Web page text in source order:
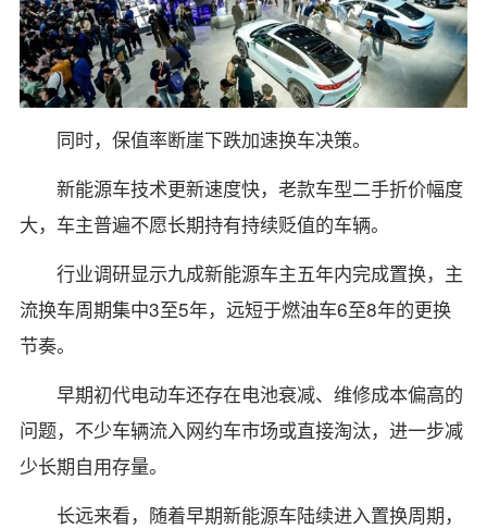
同时，保值率断崖下跌加速换车决策。
新能源车技术更新速度快，老款车型二手折价幅度
大，车主普遍不愿长期持有持续贬值的车辆。
行业调研显示九成新能源车主五年内完成置换，主
流换车周期集中3至5年，远短于燃油车6至8年的更换
节奏。
早期初代电动车还存在电池衰减、维修成本偏高的
问题，不少车辆流入网约车市场或直接淘汰，进一步减
少长期自用存量。
长远来看，随着早期新能源车陆续进入置换周期，